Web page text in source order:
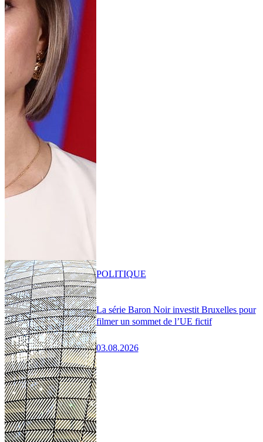
La série Baron Noir investit Bruxelles pour
filmer un sommet de l’UE fictif
03.08.2026
POLITIQUE